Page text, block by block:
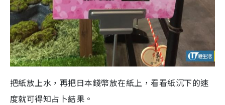
把紙放上水，再把日本錢幣放在紙上，看看紙沉下的速
度就可得知占卜結果。